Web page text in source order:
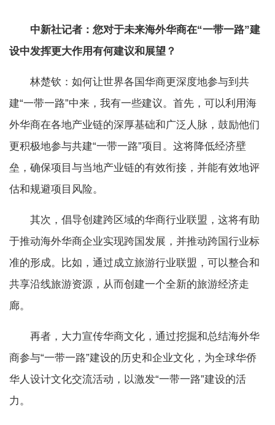
中新社记者：您对于未来海外华商在“一带一路”建
设中发挥更大作用有何建议和展望？
林楚钦：如何让世界各国华商更深度地参与到共
建“一带一路”中来，我有一些建议。首先，可以利用海
外华商在各地产业链的深厚基础和广泛人脉，鼓励他们
更积极地参与共建“一带一路”项目。这将降低经济壁
垒，确保项目与当地产业链的有效衔接，并能有效地评
估和规避项目风险。
其次，倡导创建跨区域的华商行业联盟，这将有助
于推动海外华商企业实现跨国发展，并推动跨国行业标
准的形成。比如，通过成立旅游行业联盟，可以整合和
共享沿线旅游资源，从而创建一个全新的旅游经济走
廊。
再者，大力宣传华商文化，通过挖掘和总结海外华
商参与“一带一路”建设的历史和企业文化，为全球华侨
华人设计文化交流活动，以激发“一带一路”建设的活
力。